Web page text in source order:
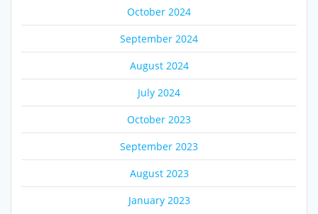
October 2024
September 2024
August 2024
July 2024
October 2023
September 2023
August 2023
January 2023